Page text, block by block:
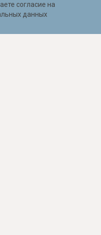
согласие на
данных